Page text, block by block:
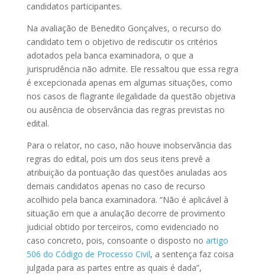
candidatos participantes.
Na avaliação de Benedito Gonçalves, o recurso do
candidato tem o objetivo de rediscutir os critérios
adotados pela banca examinadora, o que a
jurisprudência não admite. Ele ressaltou que essa regra
é excepcionada apenas em algumas situações, como
nos casos de flagrante ilegalidade da questão objetiva
ou ausência de observância das regras previstas no
edital.
Para o relator, no caso, não houve inobservância das
regras do edital, pois um dos seus itens prevê a
atribuição da pontuação das questões anuladas aos
demais candidatos apenas no caso de recurso
acolhido pela banca examinadora. “Não é aplicável à
situação em que a anulação decorre de provimento
judicial obtido por terceiros, como evidenciado no
caso concreto, pois, consoante o disposto no artigo
506 do Código de Processo Civil, a sentença faz coisa
julgada para as partes entre as quais é dada”,